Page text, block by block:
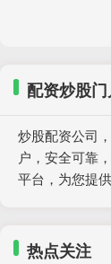
配资炒股
炒股配资公司
户，安全可靠
平台，为您提
热点关注